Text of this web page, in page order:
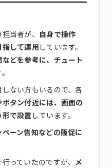
当者が、 自身で操作
して運用 しています。
どを参考に、チュート
ない方もいるので、各
タン付近には、画面の
で設置 しています。
ーン告知などの販促に
っていたのですが、 メ